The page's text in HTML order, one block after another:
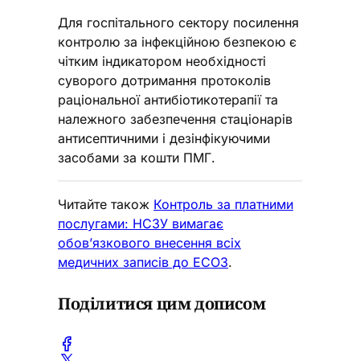
Для госпітального сектору посилення
контролю за інфекційною безпекою є
чітким індикатором необхідності
суворого дотримання протоколів
раціональної антибіотикотерапії та
належного забезпечення стаціонарів
антисептичними і дезінфікуючими
засобами за кошти ПМГ.
Читайте також Контроль за платними
послугами: НСЗУ вимагає
обов’язкового внесення всіх
медичних записів до ЕСОЗ.
Поділитися цим дописом